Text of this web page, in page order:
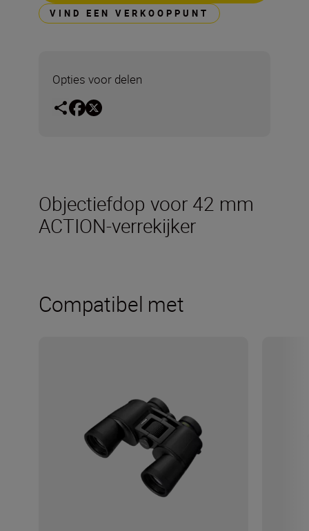
VIND EEN VERKOOPPUNT
Opties voor delen
Objectiefdop voor 42 mm
ACTION-verrekijker
Compatibel met